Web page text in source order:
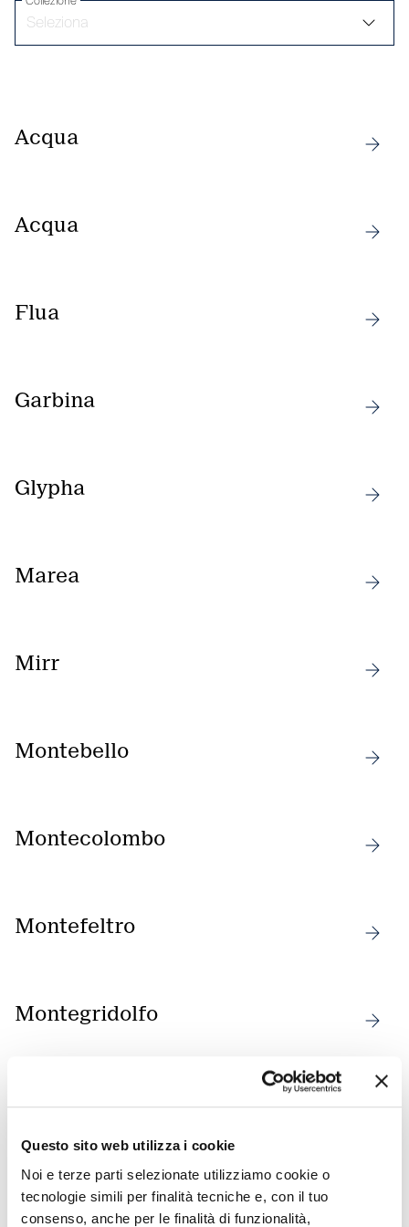
Questo sito web utilizza i cookie
Noi e terze parti selezionate utilizziamo cookie o
tecnologie simili per finalità tecniche e, con il tuo
consenso, anche per le finalità di funzionalità,
Acqua
Acqua
Flua
Garbina
Glypha
Marea
Mirr
Montebello
Montecolombo
Montefeltro
Montegridolfo
Montescudo
Numen